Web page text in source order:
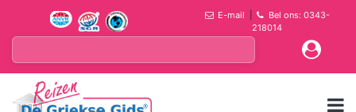
E-mail
Bel ons: 0343-
218014